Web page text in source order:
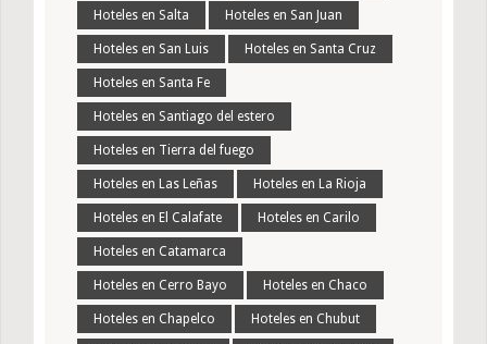
Hoteles en Salta Hoteles en San Juan
Hoteles en San Luis Hoteles en Santa Cruz
Hoteles en Santa Fe
Hoteles en Santiago del estero
Hoteles en Tierra del fuego
Hoteles en Las Leñas Hoteles en La Rioja
Hoteles en El Calafate Hoteles en Carilo
Hoteles en Catamarca
Hoteles en Cerro Bayo Hoteles en Chaco
Hoteles en Chapelco Hoteles en Chubut